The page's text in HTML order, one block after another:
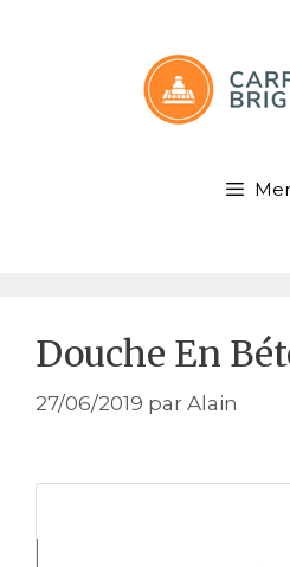
Douche En
27/06/2019 par Alain